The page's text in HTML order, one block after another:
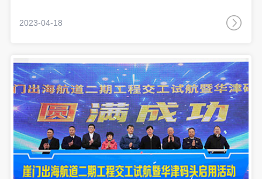
2023-04-18